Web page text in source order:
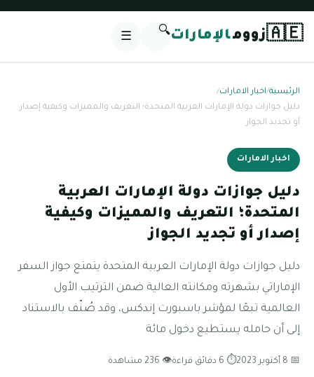
🇦🇪زوومالإمارات🔍
☰
الرئيسية/اخبار الامارات/
دليل جوازات دولة الإمارات العربية المتحدة؛ التعريف والمميزات وكيفية إصدار
أو تجديد الجواز
اخبار الامارات
دليل جوازات دولة الإمارات العربية
المتحدة؛ التعريف والمميزات وكيفية
إصدار أو تجديد الجواز
دليل جوازات دولة الإمارات العربية المتحدة يتمتع جواز السفر
الإماراتي بشهرته ومكانته العالية ضمن الترتيب الأول
العالمية تبعًا لمؤشر باسبورت إندكس، وقد صُنّف بالاستناد
إلى أن حامله يستطيع دخول مائة
📅 8 أكتوبر 2023 ⏱ 6 دقائق قراءة 👁 236 مشاهدة